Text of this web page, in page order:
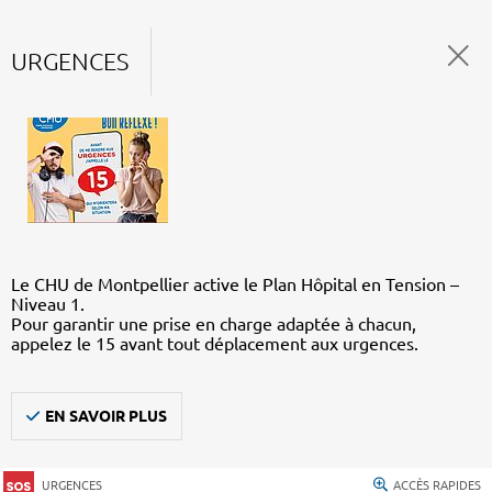
URGENCES
Le CHU de Montpellier active le Plan Hôpital en Tension –
Niveau 1.
Pour garantir une prise en charge adaptée à chacun,
appelez le 15 avant tout déplacement aux urgences.
EN SAVOIR PLUS
URGENCES ACCÈS RAPIDES